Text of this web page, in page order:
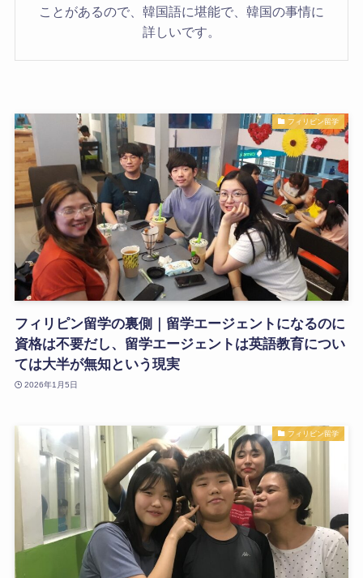
ことがあるので、韓国語に堪能で、韓国の事情に
詳しいです。
フィリピン留学
フィリピン留学の裏側｜留学エージェントになるのに
資格は不要だし、留学エージェントは英語教育につい
ては大半が無知という現実
2026年1月5日
フィリピン留学